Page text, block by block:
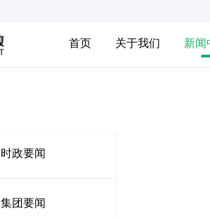
首页 关于我们 新闻
时政要闻
集团要闻